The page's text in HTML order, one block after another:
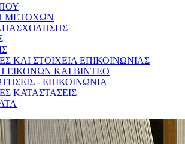
ΜΕΤΟΧΩΝ
ΚΑΙ ΣΤΟΙΧΕΙΑ ΕΠΙΚΟΙΝΩΝΙΑΣ
ΕΙΚΟΝΩΝ ΚΑΙ ΒΙΝΤΕΟ
- ΕΠΙΚΟΙΝΩΝΙΑ
ΚΑΤΑΣΤΑΣΕΙΣ